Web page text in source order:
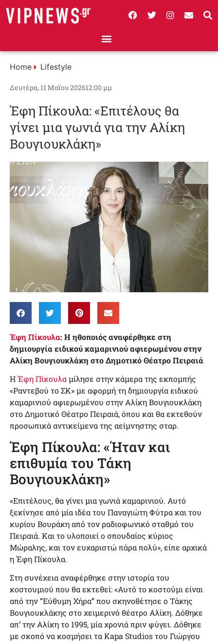
Home Lifestyle
Δευτέρα, 11 Μαΐου 202612:00 μμ
Έφη Πίκουλα: «Επιτέλους θα
γίνει μια γωνιά για την Αλίκη
Βουγιουκλάκη»
Έφη Πίκουλα: Η ηθοποιός αναφέρθηκε στη
δημιουργία ειδικού καμαρινιού αφιερωμένου στην
Αλίκη Βουγιουκλάκη στο Δημοτικό Θέατρο Πειραιά
ΗΈφη Πίκουλαμίλησε στην κάμερα της εκπομπής
«Ραντεβού το ΣΚ» με αφορμή τη δημιουργία ειδικού
καμαρινιού αφιερωμένου στην Αλίκη Βουγιουκλάκη
στο Δημοτικό Θέατρο Πειραιά, όπου και θα εκτεθούν
προσωπικά αντικείμενα της αείμνηστης σταρ.
Έφη Πίκουλα: «Ήταν και
επιθυμία του Τάκη
Βουγιουκλάκη»
«Επιτέλους, θα γίνει μια γωνιά καμαρινιού. Αυτό
ξεκίνησε από μία ιδέα του Παναγιώτη Φύτρα και του
κυρίου Βουράκη από τον ραδιοφωνικό σταθμό του
Πειραιά. Και το υλοποιεί ο σπουδαίος κύριος
Μώραλης, και τον ευχαριστώ πάρα πολύ», είπε αρχικά
η Έφη Πίκουλα.
Στη συνέχεια αναφέρθηκε στην ιστορία του
κοστουμιού που θα εκτεθεί: «Αυτό το κοστούμι είναι
από την “Εύθυμη Χήρα” που σκηνοθέτησε ο Τάκης
Βουγιουκλάκης στο χειμερινό θέατρο Αλίκη. Δόθηκε
απ’ την Αλίκη το 1995, μία χρονιά πριν φύγει. Δόθηκε
με σκοπό να κοσμήσει τα Kapa Studios του Γιώργου